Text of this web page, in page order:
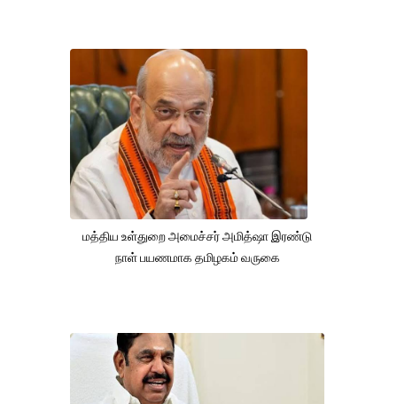
மத்திய உள்துறை அமைச்சர் அமித்ஷா இரண்டு
நாள் பயணமாக தமிழகம் வருகை